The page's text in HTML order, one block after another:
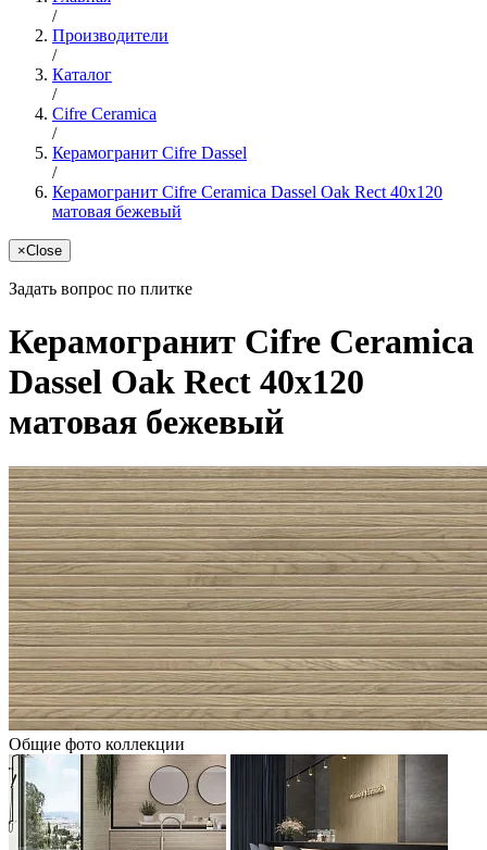
/
Производители
/
Каталог
/
Cifre Ceramica
/
Керамогранит Cifre Dassel
/
Керамогранит Cifre Ceramica Dassel Oak Rect 40x120
матовая бежевый
×Close
Задать вопрос по плитке
Керамогранит Cifre Ceramica
Dassel Oak Rect 40x120
матовая бежевый
Общие фото коллекции